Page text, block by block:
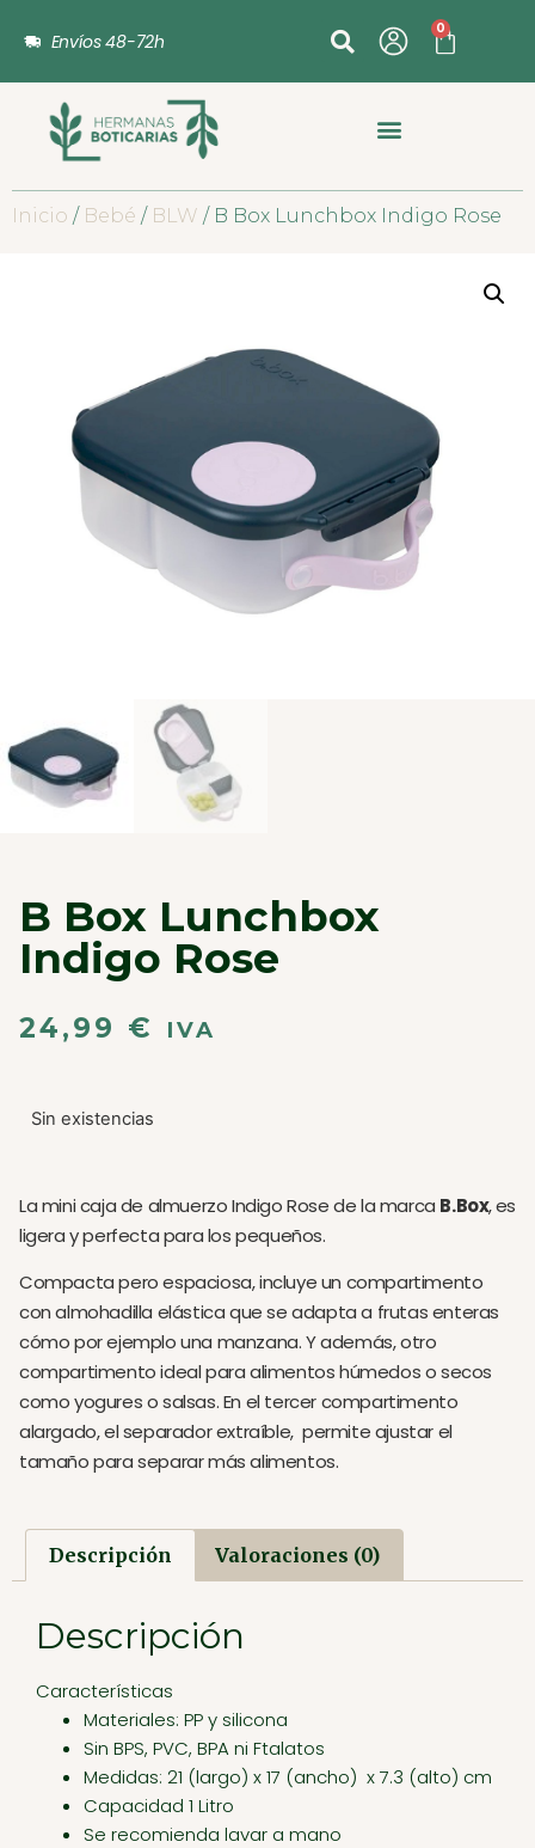
Envíos 48-72h
0
Inicio / Bebé / BLW / B Box Lunchbox Indigo Rose
B Box Lunchbox
Indigo Rose
24,99 € IVA
Sin existencias
La mini caja de almuerzo Indigo Rose de la marca B.Box,es
ligera y perfecta para los pequeños.
Compacta pero espaciosa, incluye un compartimento
con almohadilla elástica que se adapta a frutas enteras
cómo por ejemplo una manzana. Y además, otro
compartimento ideal para alimentos húmedos o secos
como yogures o salsas. En el tercer compartimento
alargado, el separador extraíble, permite ajustar el
tamaño para separar más alimentos.
Descripción Valoraciones (0)
Descripción
Características
Materiales: PP y silicona
Sin BPS, PVC, BPA ni Ftalatos
Medidas: 21 (largo) x 17 (ancho) x 7.3 (alto) cm
Capacidad 1 Litro
Se recomienda lavar a mano